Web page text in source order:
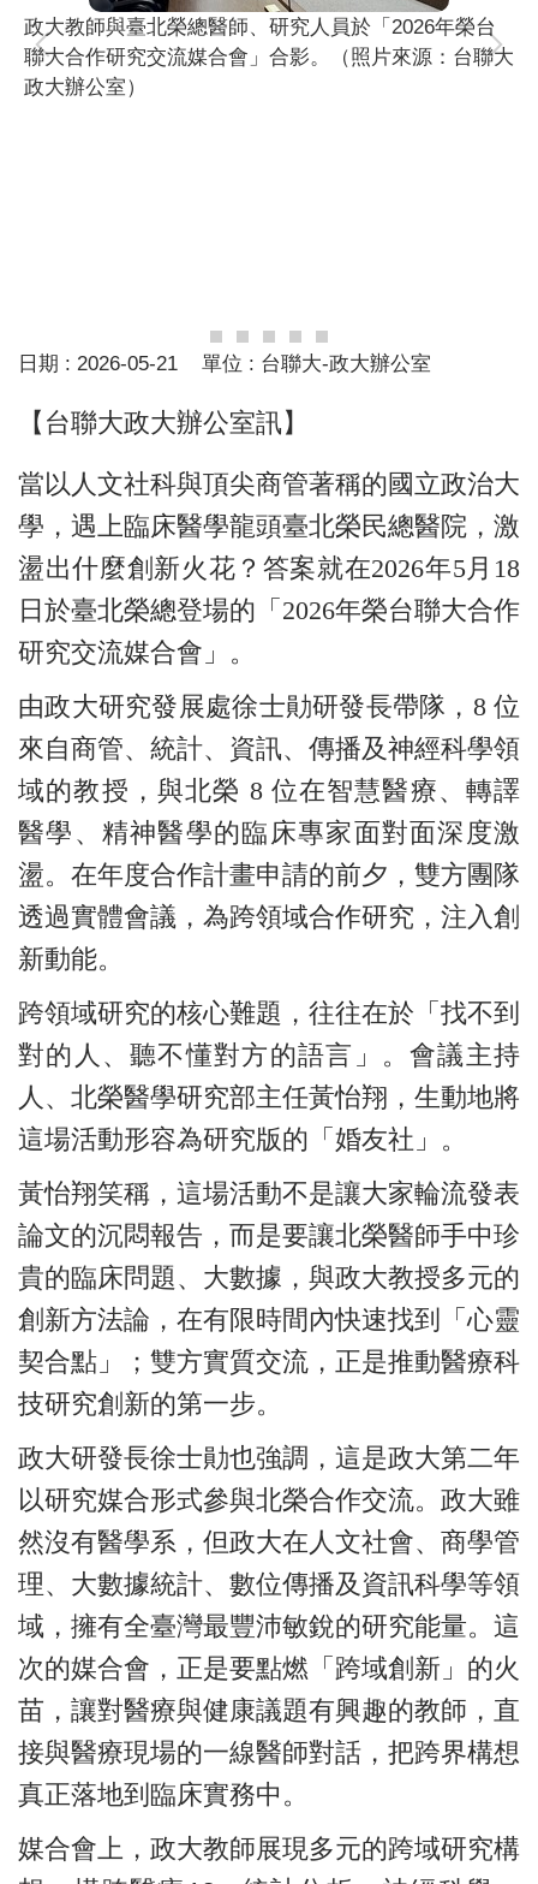
政大教師與臺北榮總醫師、研究人員於「2026年榮台
聯大合作研究交流媒合會」合影。（照片來源：台聯大
政大辦公室）
日期 : 2026-05-21 單位 : 台聯大-政大辦公室
【台聯大政大辦公室訊】
當以人文社科與頂尖商管著稱的國立政治大
學，遇上臨床醫學龍頭臺北榮民總醫院，激
盪出什麼創新火花？答案就在2026年5月18
日於臺北榮總登場的「2026年榮台聯大合作
研究交流媒合會」。
由政大研究發展處徐士勛研發長帶隊，8 位
來自商管、統計、資訊、傳播及神經科學領
域的教授，與北榮 8 位在智慧醫療、轉譯
醫學、精神醫學的臨床專家面對面深度激
盪。在年度合作計畫申請的前夕，雙方團隊
透過實體會議，為跨領域合作研究，注入創
新動能。
跨領域研究的核心難題，往往在於「找不到
對的人、聽不懂對方的語言」。會議主持
人、北榮醫學研究部主任黃怡翔，生動地將
這場活動形容為研究版的「婚友社」。
黃怡翔笑稱，這場活動不是讓大家輪流發表
論文的沉悶報告，而是要讓北榮醫師手中珍
貴的臨床問題、大數據，與政大教授多元的
創新方法論，在有限時間內快速找到「心靈
契合點」；雙方實質交流，正是推動醫療科
技研究創新的第一步。
政大研發長徐士勛也強調，這是政大第二年
以研究媒合形式參與北榮合作交流。政大雖
然沒有醫學系，但政大在人文社會、商學管
理、大數據統計、數位傳播及資訊科學等領
域，擁有全臺灣最豐沛敏銳的研究能量。這
次的媒合會，正是要點燃「跨域創新」的火
苗，讓對醫療與健康議題有興趣的教師，直
接與醫療現場的一線醫師對話，把跨界構想
真正落地到臨床實務中。
媒合會上，政大教師展現多元的跨域研究構